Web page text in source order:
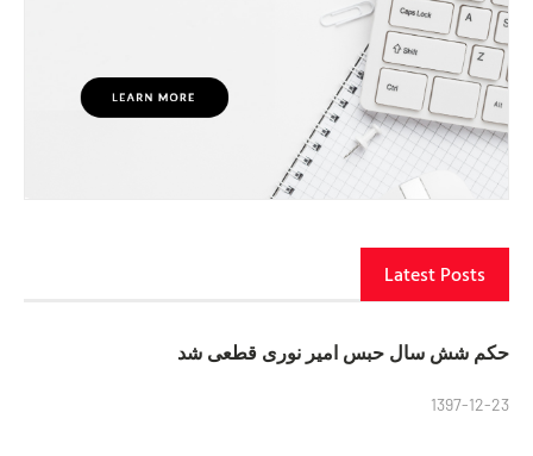
Latest Posts
حکم شش سال حبس امیر نوری قطعی شد
1397-12-23